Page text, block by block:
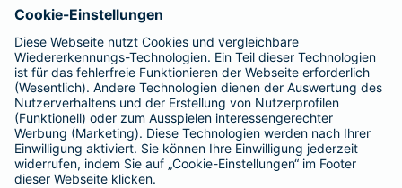
Barmenia ist Teil der BarmeniaGothaer
BELIEBTE SEITEN
Kranken-Zusatzversicherung
Tierversicherungen
Haftpflichtversicherung
Hausratversicherung